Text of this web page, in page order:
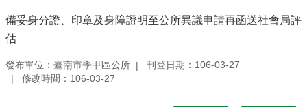
備妥身分證、印章及身障證明至公所異議申請再函送社會局評
估
發布單位：臺南市學甲區公所
刊登日期：106-03-27
修改時間：106-03-27